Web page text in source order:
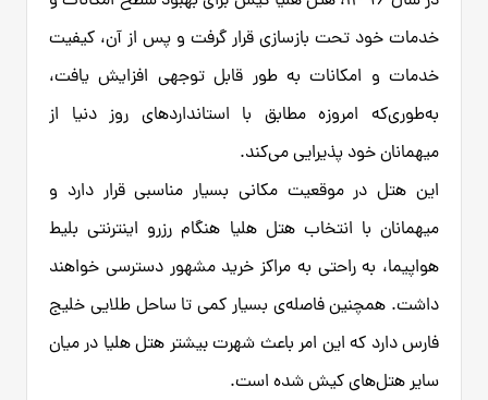
خدمات خود تحت بازسازی قرار گرفت و پس از آن، کیفیت
خدمات و امکانات به طور قابل توجهی افزایش یافت،
به‌طوری‌که امروزه مطابق با استانداردهای روز دنیا از
میهمانان خود پذیرایی می‌کند.
این هتل در موقعیت مکانی بسیار مناسبی قرار دارد و
میهمانان با انتخاب هتل هلیا هنگام رزرو اینترنتی بلیط
هواپیما، به راحتی به مراکز خرید مشهور دسترسی خواهند
داشت. همچنین فاصله‌ی بسیار کمی تا ساحل طلایی خلیج
فارس دارد که این امر باعث شهرت بیشتر هتل هلیا در میان
سایر هتل‌های کیش شده است.